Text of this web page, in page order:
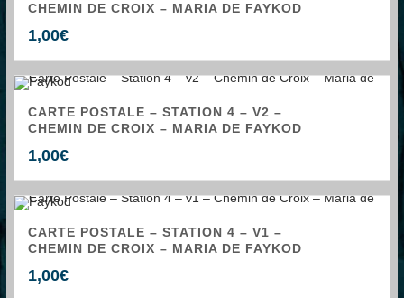
CHEMIN DE CROIX – MARIA DE FAYKOD
1,00€
CARTE POSTALE – STATION 4 – V2 –
CHEMIN DE CROIX – MARIA DE FAYKOD
1,00€
CARTE POSTALE – STATION 4 – V1 –
CHEMIN DE CROIX – MARIA DE FAYKOD
1,00€